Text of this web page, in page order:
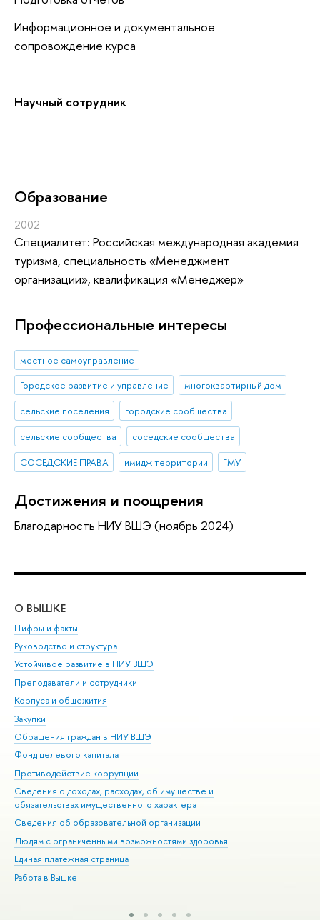
Информационное и документальное
сопровождение курса
Научный сотрудник
Oбразование
2002
Специалитет: Российская международная академия
туризма, специальность «Менеджмент
организации», квалификация «Менеджер»
Профессиональные интересы
местное самоуправление
Городское развитие и управление
многоквартирный дом
сельские поселения
городские сообщества
сельские сообщества
соседские сообщества
СОСЕДСКИЕ ПРАВА
имидж территории ГМУ
Достижения и поощрения
Благодарность НИУ ВШЭ (ноябрь 2024)
О ВЫШКЕ
Цифры и факты
Руководство и структура
Устойчивое развитие в НИУ ВШЭ
Преподаватели и сотрудники
Корпуса и общежития
Закупки
Обращения граждан в НИУ ВШЭ
Фонд целевого капитала
Противодействие коррупции
Сведения о доходах, расходах, об имуществе и
обязательствах имущественного характера
Сведения об образовательной организации
Людям с ограниченными возможностями здоровья
Единая платежная страница
Работа в Вышке